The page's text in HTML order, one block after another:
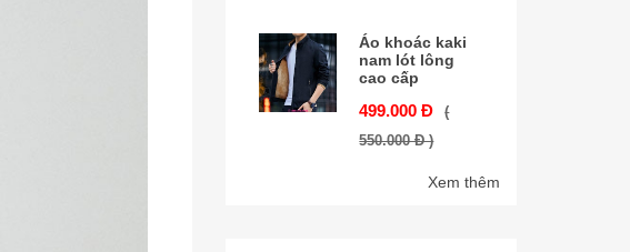
Áo khoác kaki
nam lót lông
cao cấp
499.000 Đ
(
550.000 Đ )
Xem thêm